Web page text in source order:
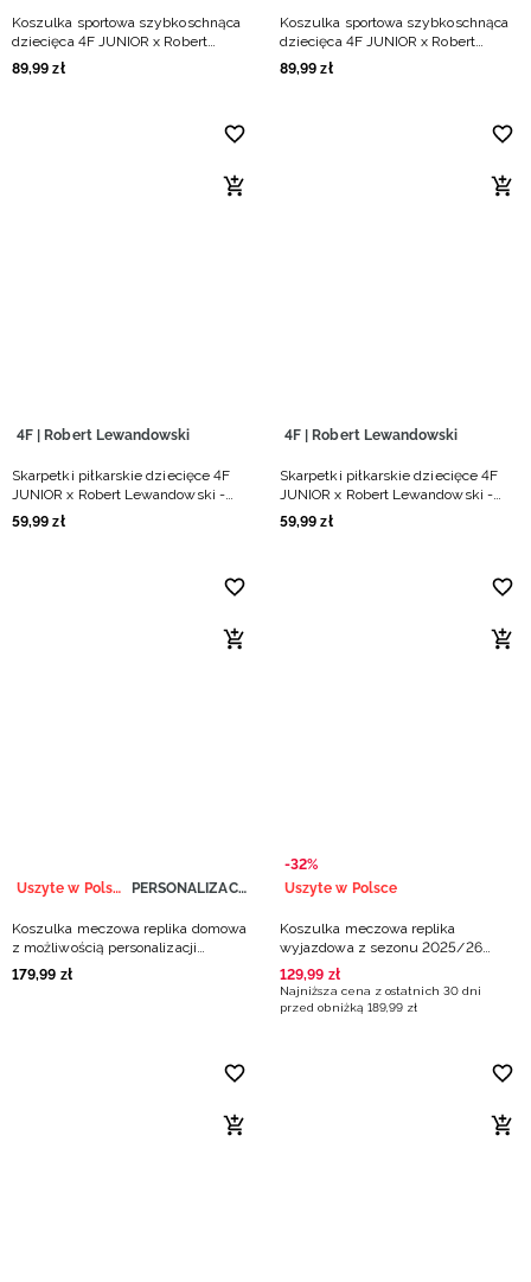
Koszulka sportowa szybkoschnąca
dziecięca 4F JUNIOR x Robert
Lewandowski - czarna
89,99 zł
Koszulka sportowa szybkoschnąca
dziecięca 4F JUNIOR x Robert
Lewandowski - biała
89,99 zł
4F | Robert Lewandowski
Skarpetki piłkarskie dziecięce 4F
JUNIOR x Robert Lewandowski -
czarne
59,99 zł
4F | Robert Lewandowski
Skarpetki piłkarskie dziecięce 4F
JUNIOR x Robert Lewandowski -
białe
59,99 zł
Uszyte w Polsce PERSONALIZACJA
Koszulka meczowa replika domowa
z możliwością personalizacji
dziecięca 4F x Polska Siatkówka -
biała
179,99 zł
-32%
Uszyte w Polsce
Koszulka meczowa replika
wyjazdowa z sezonu 2025/26
dziecięca 4F x Projekt Warszawa -
granatowa
129,99 zł
Najniższa cena z ostatnich 30 dni
przed obniżką 189,99 zł